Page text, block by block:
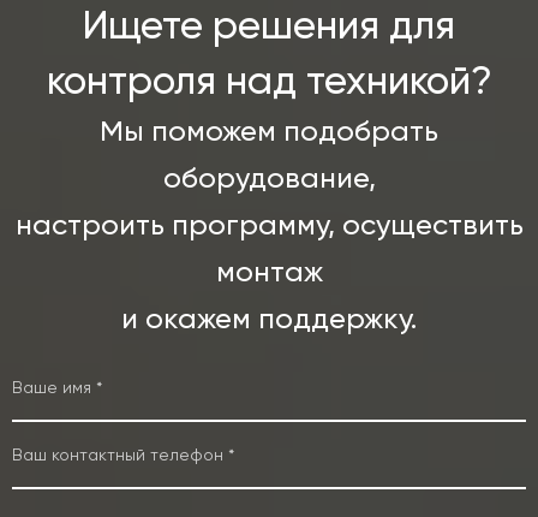
Ищете решения для
контроля над техникой?
Мы поможем подобрать
оборудование,
настроить программу, осуществить
монтаж
и окажем поддержку.